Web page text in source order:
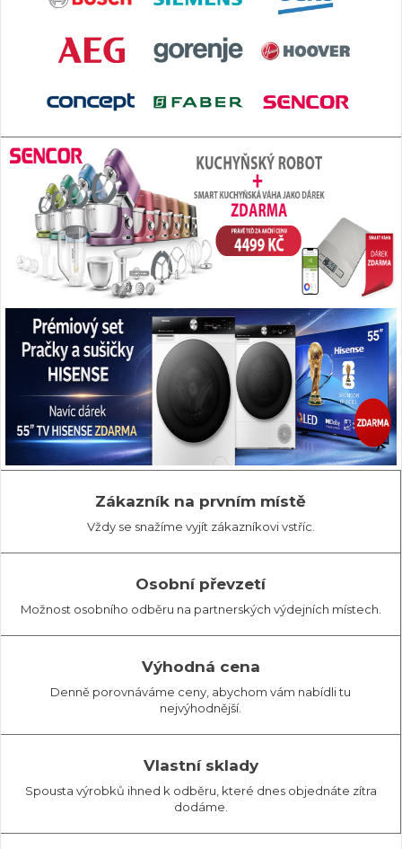
Zákazník na prvním místě
Vždy se snažíme vyjít zákazníkovi vstříc.
Osobní převzetí
Možnost osobního odběru na partnerských výdejních místech.
Výhodná cena
Denně porovnáváme ceny, abychom vám nabídli tu
nejvýhodnější.
Vlastní sklady
Spousta výrobků ihned k odběru, které dnes objednáte zítra
dodáme.